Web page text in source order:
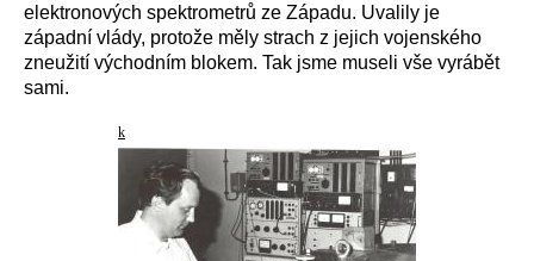
elektronových spektrometrů ze Západu. Uvalily je
západní vlády, protože měly strach z jejich vojenského
zneužití východním blokem. Tak jsme museli vše vyrábět
sami.
k